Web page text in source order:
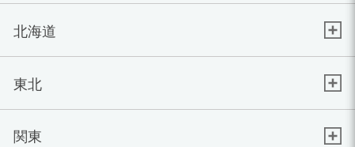
北海道
東北
関東